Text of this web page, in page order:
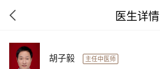
医生详情
胡子毅 主任中医师